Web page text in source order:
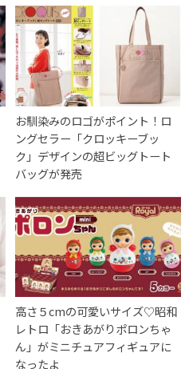
お馴染みのロゴがポイント！ロ
ングセラー「クロッキーブッ
ク」デザインの超ビッグトート
バッグが発売
高さ５cmの可愛いサイズ♡昭和
レトロ「おきあがりポロンちゃ
ん」がミニチュアフィギュアに
なったよ